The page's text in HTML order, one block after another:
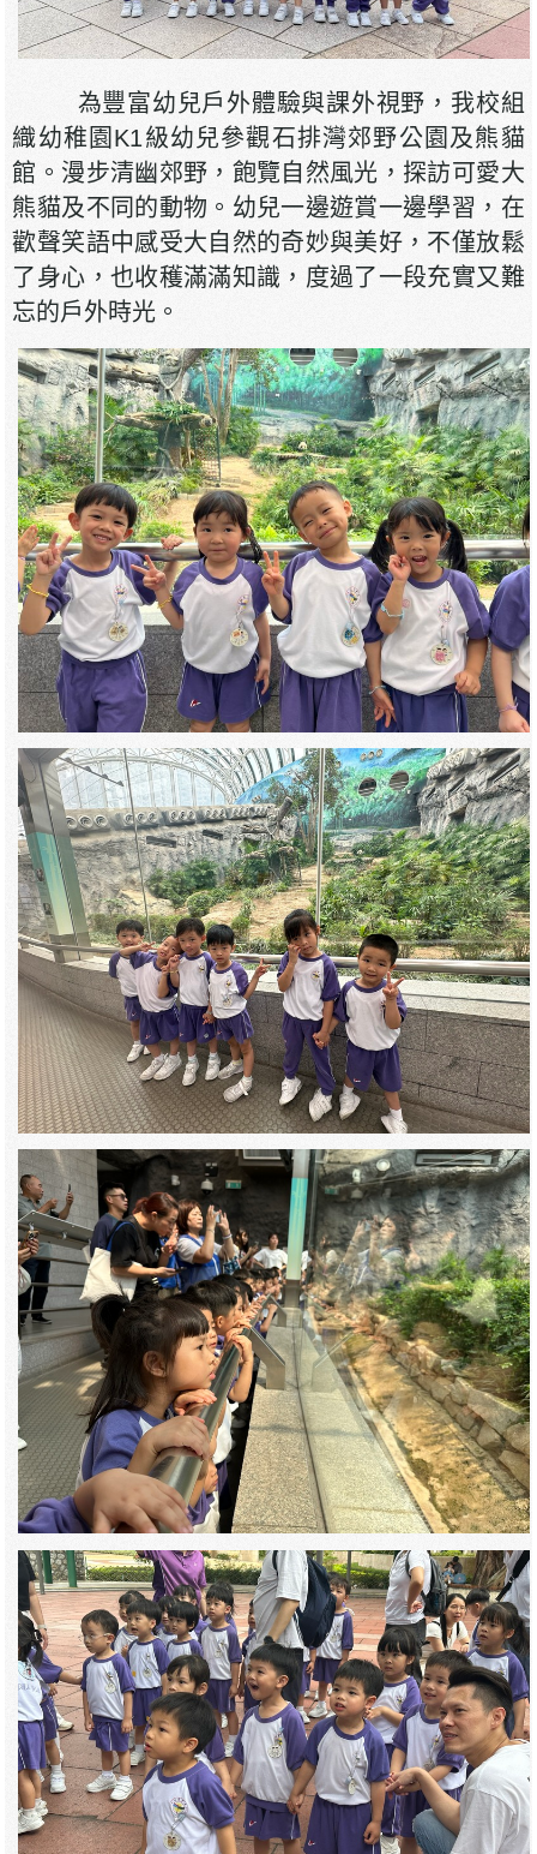
為豐富幼兒戶外體驗與課外視野，我校組
織幼稚園K1級幼兒參觀石排灣郊野公園及熊貓
館。漫步清幽郊野，飽覽自然風光，探訪可愛大
熊貓及不同的動物。幼兒一邊遊賞一邊學習，在
歡聲笑語中感受大自然的奇妙與美好，不僅放鬆
了身心，也收穫滿滿知識，度過了一段充實又難
忘的戶外時光。